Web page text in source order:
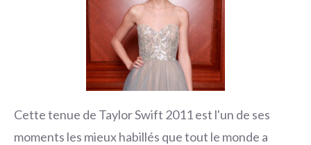
Cette tenue de Taylor Swift 2011 est l'un de ses
moments les mieux habillés que tout le monde a